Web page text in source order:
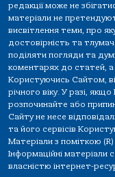
редакції може не
матеріали не
висвітлення теми, про
достовірність та
поділяти погляди та
коментарях до статей, а
Користуючись Сайтом,
річного віку. У разі,
розпочинайте або
Сайту не несе
та його сервісів
Матеріали з поміткою
Інформаційні матеріали
власністю інтернет-